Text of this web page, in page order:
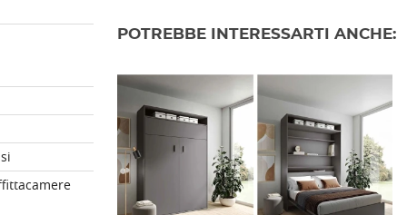
POTREBBE INTERESSARTI ANCHE: